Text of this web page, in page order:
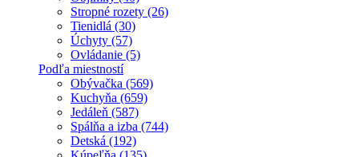
Stropné rozety (26)
Tienidlá (30)
Úchyty (57)
Ovládanie (5)
Podľa miestností
Obývačka (569)
Kuchyňa (659)
Jedáleň (587)
Spálňa a izba (744)
Detská (192)